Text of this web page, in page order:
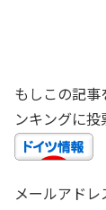
もしこの記
ンキングに
メールアド